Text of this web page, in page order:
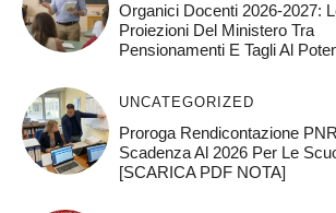
Organici Docenti 2026-2027:
Proiezioni Del Ministero Tra
Pensionamenti E Tagli Al
UNCATEGORIZED
Proroga Rendicontazione
Scadenza Al 2026 Per Le
[SCARICA PDF NOTA]